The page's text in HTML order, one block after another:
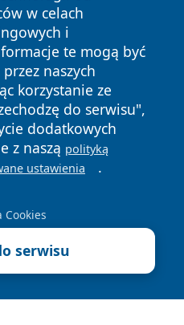
w celach
i
te mogą być
naszych
korzystanie ze
do serwisu",
dodatkowych
z naszą polityką
ustawienia .
Cookies
serwisu
Wszystkie prawa
Polityka
Cookies